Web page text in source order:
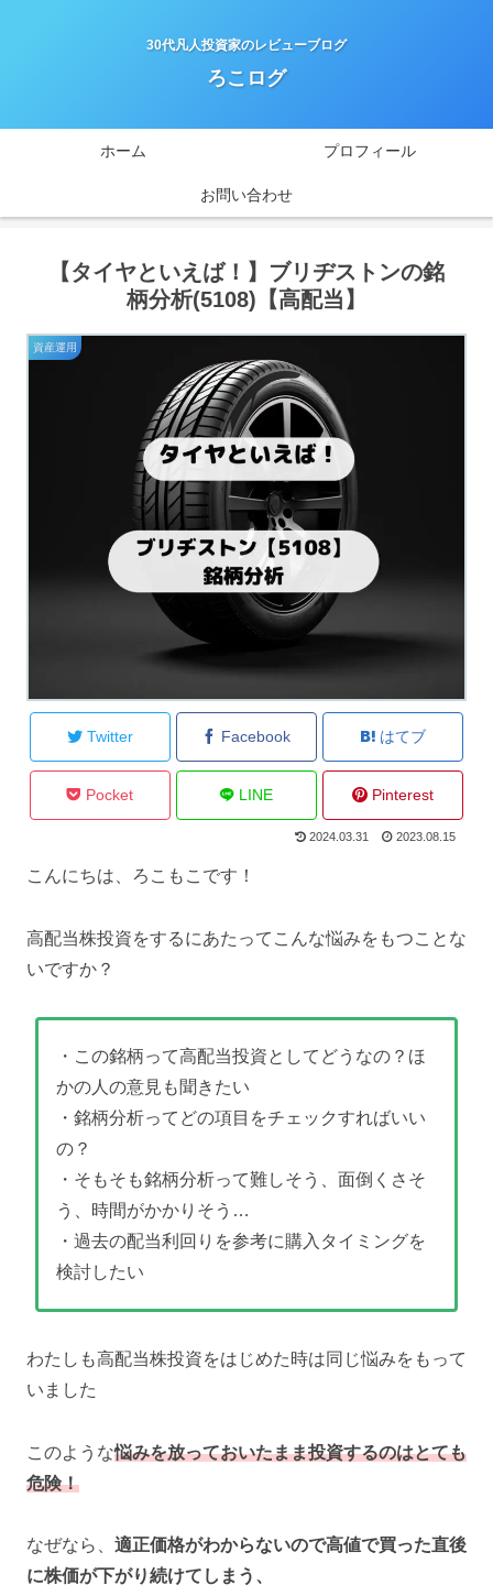
30代凡人投資家のレビューブログ
ろこログ
ホーム プロフィール
お問い合わせ
【タイヤといえば！】ブリヂストンの銘
柄分析(5108)【高配当】
資産運用
Twitter Facebook はてブ
Pocket LINE Pinterest
2024.03.31 2023.08.15
こんにちは、ろこもこです！
高配当株投資をするにあたってこんな悩みをもつことな
いですか？
・この銘柄って高配当投資としてどうなの？ほ
かの人の意見も聞きたい
・銘柄分析ってどの項目をチェックすればいい
の？
・そもそも銘柄分析って難しそう、面倒くさそ
う、時間がかかりそう…
・過去の配当利回りを参考に購入タイミングを
検討したい
わたしも高配当株投資をはじめた時は同じ悩みをもって
いました
このような悩みを放っておいたまま投資するのはとても
危険！
なぜなら、 適正価格がわからないので高値で買った直後
に株価が下がり続けてしまう、